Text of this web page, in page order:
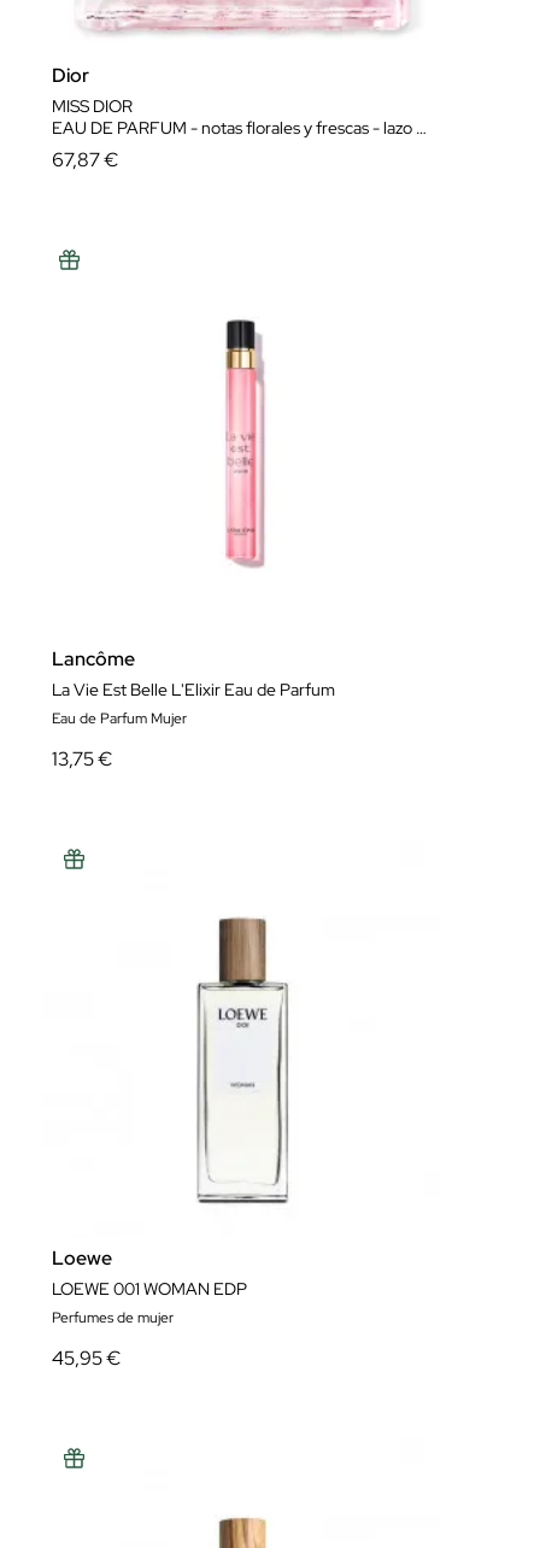
Dior
MISS DIOR
EAU DE PARFUM - notas florales y frescas - lazo couture
67,87 €
Lancôme
La Vie Est Belle L'Elixir Eau de Parfum
Eau de Parfum Mujer
13,75 €
Loewe
LOEWE 001 WOMAN EDP
Perfumes de mujer
45,95 €